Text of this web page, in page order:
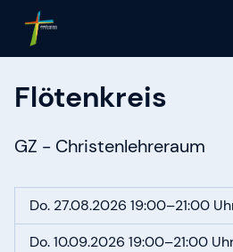
Flötenkreis
GZ - Christenlehreraum
Do. 27.08.2026 19:00–21:00
Do. 10.09.2026 19:00–21:00